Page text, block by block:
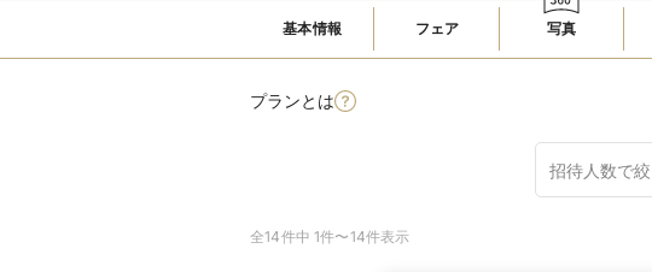
基本情報 フェア 写真
プランとは
全14件中 1件〜14件表示